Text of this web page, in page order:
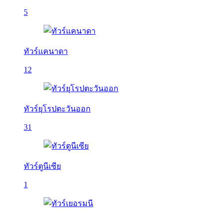
5
ทัวร์แคนาดา
12
ทัวร์ยุโรปตะวันออก
31
ทัวร์ตูนีเซีย
1